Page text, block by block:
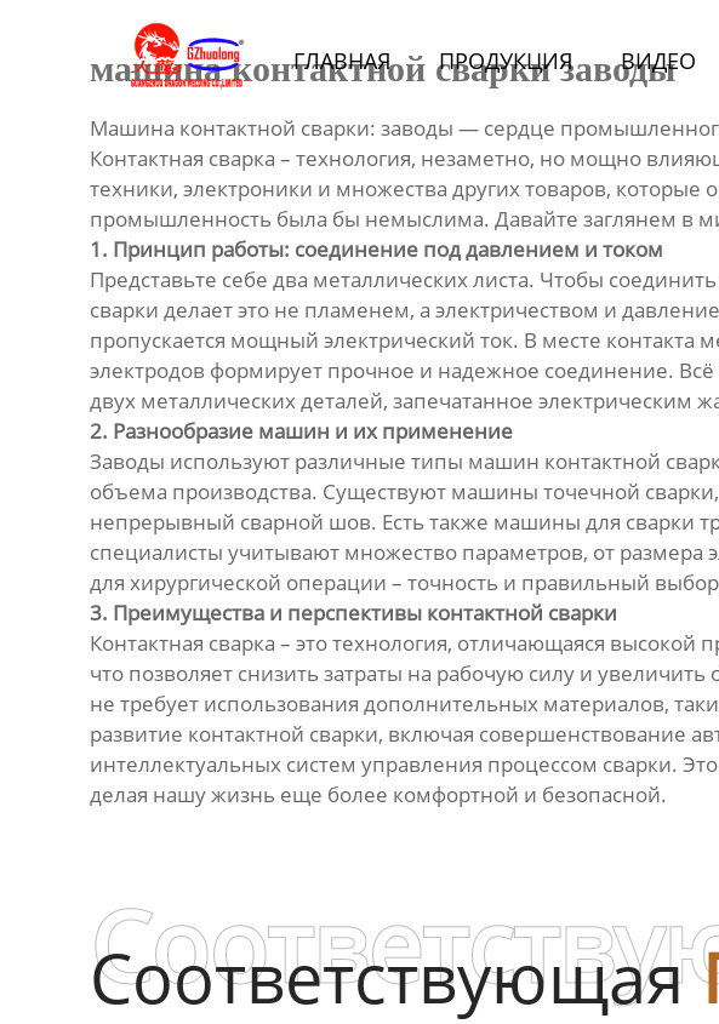
ГЛАВНАЯ ПРОДУКЦИЯ BИДЕО
Новости
Контакты
машина контактной сварки заводы
Машина контактной сварки: заводы — сердце
Контактная сварка – технология, незаметно, но мощно
техники, электроники и множества других товаров,
промышленность была бы немыслима. Давайте заглянем в
1. Принцип работы: соединение под давлением и током
Представьте себе два металлических листа. Чтобы
сварки делает это не пламенем, а электричеством и
пропускается мощный электрический ток. В месте контакта
электродов формирует прочное и надежное соединение.
двух металлических деталей, запечатанное электрическим
2. Разнообразие машин и их применение
Заводы используют различные типы машин контактной
объема производства. Существуют машины точечной
непрерывный сварной шов. Есть также машины для сварки
специалисты учитывают множество параметров, от размера
для хирургической операции – точность и правильный
3. Преимущества и перспективы контактной сварки
Контактная сварка – это технология, отличающаяся
что позволяет снизить затраты на рабочую силу и
не требует использования дополнительных материалов,
развитие контактной сварки, включая совершенствование
интеллектуальных систем управления процессом сварки.
делая нашу жизнь еще более комфортной и безопасной.
Соответствующая